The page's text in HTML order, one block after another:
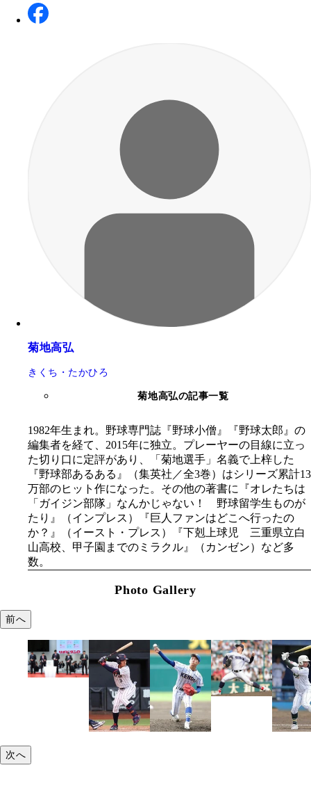
菊地高弘
きくち・たかひろ
菊地高弘の記事一覧
1982年生まれ。野球専門誌『野球小僧』『野球太郎』の
編集者を経て、2015年に独立。プレーヤーの目線に立っ
た切り口に定評があり、「菊地選手」名義で上梓した
『野球部あるある』（集英社／全3巻）はシリーズ累計13
万部のヒット作になった。その他の著書に『オレたちは
「ガイジン部隊」なんかじゃない！ 野球留学生ものが
たり』（インプレス）『巨人ファンはどこへ行ったの
か？』（イースト・プレス）『下剋上球児 三重県立白
山高校、甲子園までのミラクル』（カンゼン）など多
数。
Photo Gallery
前へ
次へ